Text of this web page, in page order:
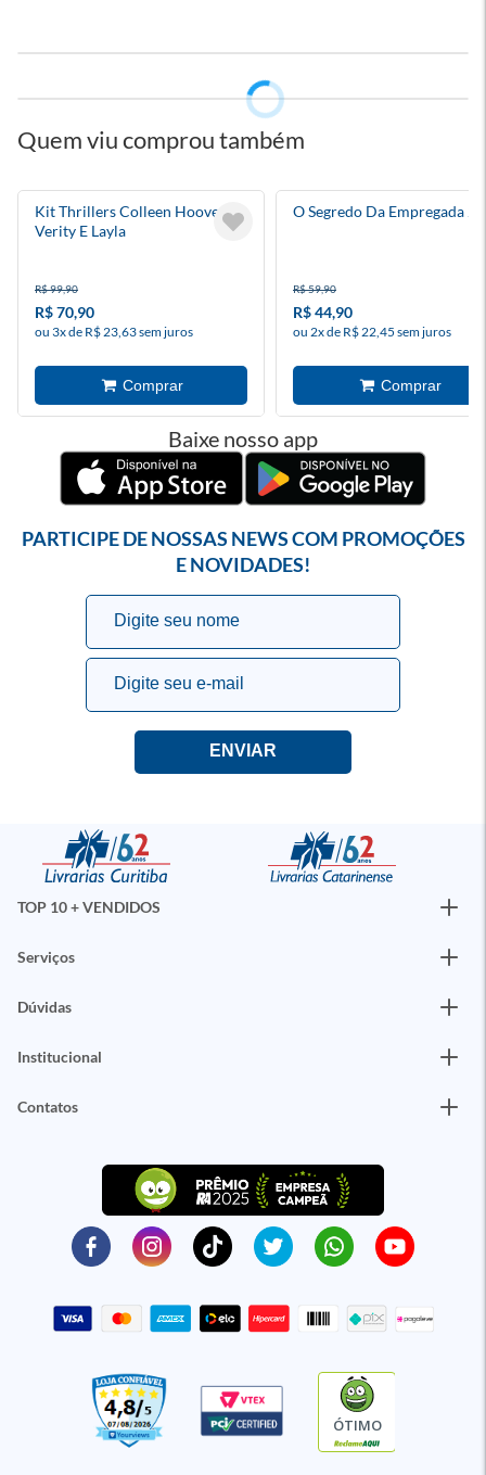
Quem viu comprou também
Kit Thrillers Colleen Hoover:
Verity E Layla
R$ 99,90
R$ 70,90
ou 3x de R$ 23,63 sem juros
O Segredo Da Empregada 2
R$ 59,90
R$ 44,90
ou 2x de R$ 22,45 sem juros
Baixe nosso app
PARTICIPE DE NOSSAS NEWS COM PROMOÇÕES
E NOVIDADES!
TOP 10 + VENDIDOS
Serviços
Dúvidas
Institucional
Contatos
ÓTIMO